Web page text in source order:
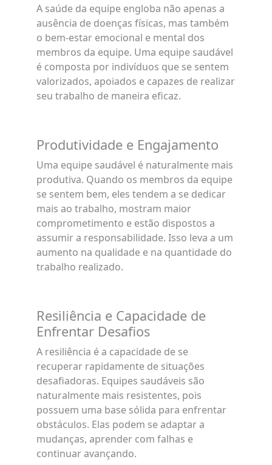
A saúde da equipe engloba não apenas a
ausência de doenças físicas, mas também
o bem-estar emocional e mental dos
membros da equipe. Uma equipe saudável
é composta por indivíduos que se sentem
valorizados, apoiados e capazes de realizar
seu trabalho de maneira eficaz.
Produtividade e Engajamento
Uma equipe saudável é naturalmente mais
produtiva. Quando os membros da equipe
se sentem bem, eles tendem a se dedicar
mais ao trabalho, mostram maior
comprometimento e estão dispostos a
assumir a responsabilidade. Isso leva a um
aumento na qualidade e na quantidade do
trabalho realizado.
Resiliência e Capacidade de
Enfrentar Desafios
A resiliência é a capacidade de se
recuperar rapidamente de situações
desafiadoras. Equipes saudáveis são
naturalmente mais resistentes, pois
possuem uma base sólida para enfrentar
obstáculos. Elas podem se adaptar a
mudanças, aprender com falhas e
continuar avançando.